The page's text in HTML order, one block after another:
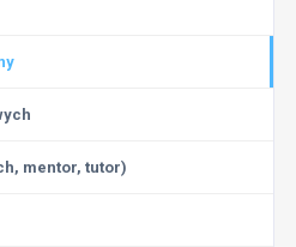
mentor, tutor)